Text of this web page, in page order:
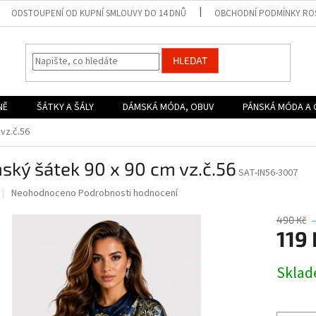
ODSTOUPENÍ OD KUPNÍ SMLOUVY DO 14 DNŮ OBCHODNÍ PODMÍNKY
HLEDAT
ŠÁTKY A ŠÁLY DÁMSKÁ MÓDA, OBUV PÁNSKÁ MÓDA A
šátek 90 x 90 cm vz.č.56 SAT-IN56-3007
Průměrné
produktu
Neohodnoceno Podrobnosti hodnocení
490 Kč
119
cena: